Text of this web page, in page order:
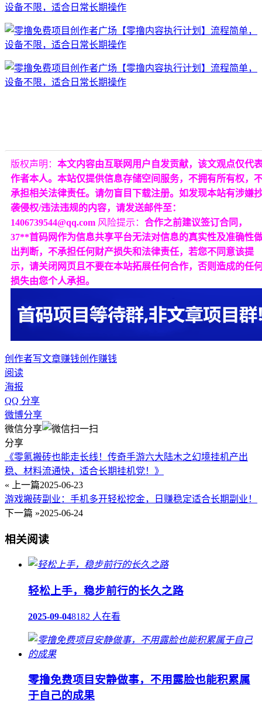
版权声明： 本文内容由互联网用户自发贡献，该文观点仅代
作者本人。本站仅提供信息存储空间服务，不拥有所有权，
承担相关法律责任。请勿盲目下载注册。如发现本站有涉嫌
袭侵权/违法违规的内容，请发送邮件至：
1406739544@qq.com 风险提示： 合作之前建议签订合同，
37**首码网作为信息共享平台无法对信息的真实性及准确性
出判断，不承担任何财产损失和法律责任，若您不同意该提
示，请关闭网页且不要在本站拓展任何合作，否则造成的任
损失由您个人承担。
创作者写文章赚钱创作赚钱
阅读
海报
QQ 分享
微博分享
微信分享
分享
《零氪搬砖也能走长线！传奇手游六大陆木之幻境挂机产出
稳、材料流通快，适合长期挂机党！》
« 上一篇2025-06-23
游戏搬砖副业：手机多开轻松挖金，日赚稳定适合长期副业！
下一篇 »2025-06-24
相关阅读
轻松上手，稳步前行的长久之路
2025-09-048182 人在看
零撸免费项目安静做事，不用露脸也能积累属
于自己的成果